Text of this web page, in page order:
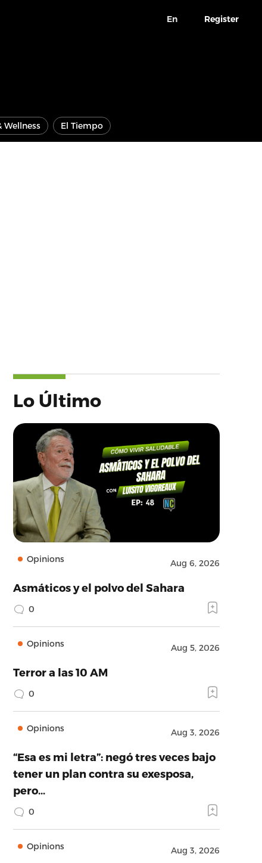
En Register
Wellness El Tiempo
Lo Último
Opinions Aug 6, 2026
Asmáticos y el polvo del Sahara
0
Opinions Aug 5, 2026
Terror a las 10 AM
0
Opinions Aug 3, 2026
“Esa es mi letra”: negó tres veces bajo
tener un plan contra su exesposa,
pero…
0
Opinions Aug 3, 2026